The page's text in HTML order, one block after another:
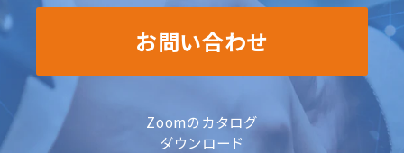
お問い合わせ
Zoomのカタログ
ダウンロード